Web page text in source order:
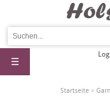
☰
Startseite »